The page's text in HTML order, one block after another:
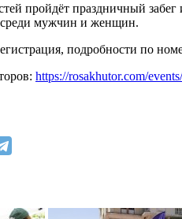
пройдёт праздничный
среди мужчин и женщин.
подробности по
https://rosakhutor.com/